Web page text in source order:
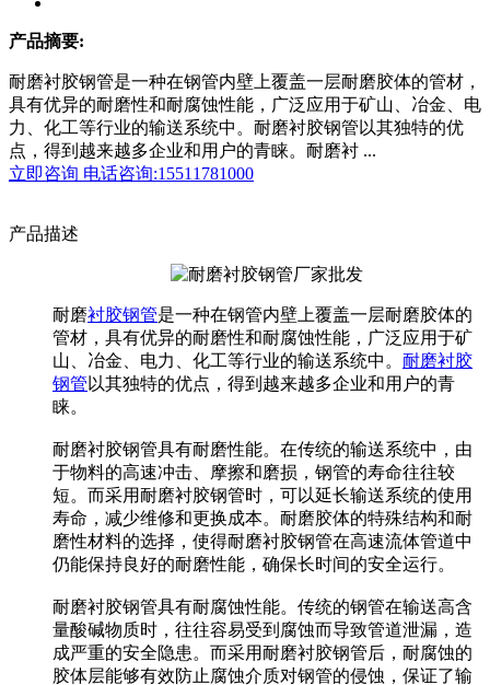
产品摘要:
耐磨衬胶钢管是一种在钢管内壁上覆盖一层耐磨胶体的管材，
具有优异的耐磨性和耐腐蚀性能，广泛应用于矿山、冶金、电
力、化工等行业的输送系统中。耐磨衬胶钢管以其独特的优
点，得到越来越多企业和用户的青睐。耐磨衬 ...
立即咨询 电话咨询:15511781000
产品描述
耐磨衬胶钢管是一种在钢管内壁上覆盖一层耐磨胶体的
管材，具有优异的耐磨性和耐腐蚀性能，广泛应用于矿
山、冶金、电力、化工等行业的输送系统中。 耐磨衬胶
钢管 以其独特的优点，得到越来越多企业和用户的青
睐。
耐磨衬胶钢管具有耐磨性能。在传统的输送系统中，由
于物料的高速冲击、摩擦和磨损，钢管的寿命往往较
短。而采用耐磨衬胶钢管时，可以延长输送系统的使用
寿命，减少维修和更换成本。耐磨胶体的特殊结构和耐
磨性材料的选择，使得耐磨衬胶钢管在高速流体管道中
仍能保持良好的耐磨性能，确保长时间的安全运行。
耐磨衬胶钢管具有耐腐蚀性能。传统的钢管在输送高含
量酸碱物质时，往往容易受到腐蚀而导致管道泄漏，造
成严重的安全隐患。而采用耐磨衬胶钢管后，耐腐蚀的
胶体层能够有效防止腐蚀介质对钢管的侵蚀，保证了输